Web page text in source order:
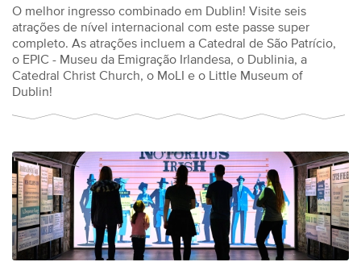
O melhor ingresso combinado em Dublin! Visite seis
atrações de nível internacional com este passe super
completo. As atrações incluem a Catedral de São Patrício,
o EPIC - Museu da Emigração Irlandesa, o Dublinia, a
Catedral Christ Church, o MoLI e o Little Museum of
Dublin!